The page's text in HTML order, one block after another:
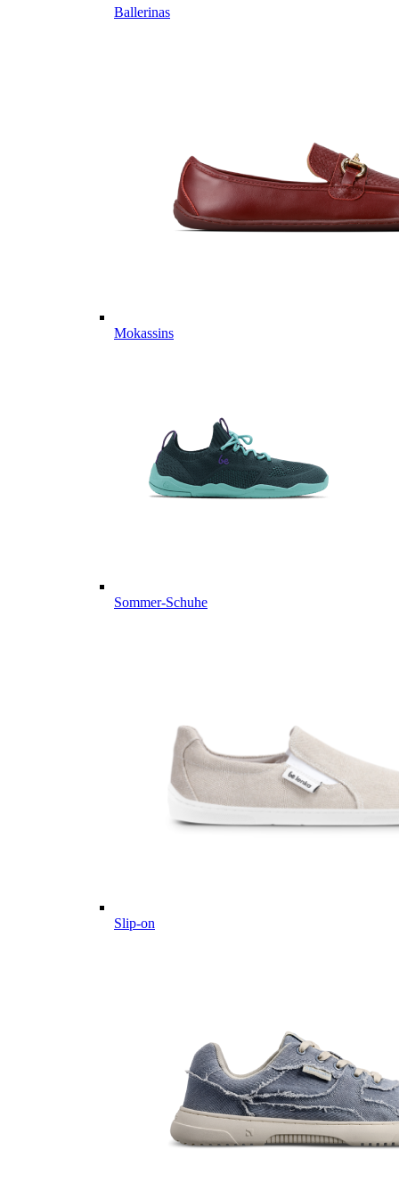
Ballerinas
Mokassins
Sommer-Schuhe
Slip-on